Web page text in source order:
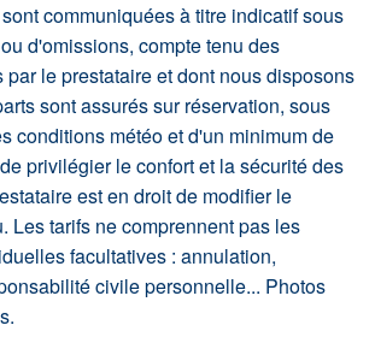
communiquées à titre indicatif sous
d'omissions, compte tenu des
le prestataire et dont nous disposons
sont assurés sur réservation, sous
conditions météo et d'un minimum de
privilégier le confort et la sécurité des
est en droit de modifier le
Les tarifs ne comprennent pas les
facultatives : annulation,
civile personnelle... Photos